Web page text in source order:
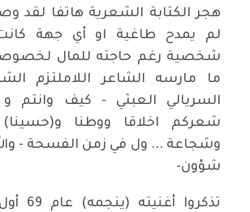
هجر الكتابة الشعرية هاتفا لقد
لم يمدح طاغية او أي جهة
شخصية رغم حاجته للمال
ما مارسه الشاعر اللاملتزم
السريالي العبثي - كيف وانتم و
شعركم اخلاقا ووطنا و(حسينا)
وشجاعة ... ول في زمن الفسحة -
شؤون-
تذكروا